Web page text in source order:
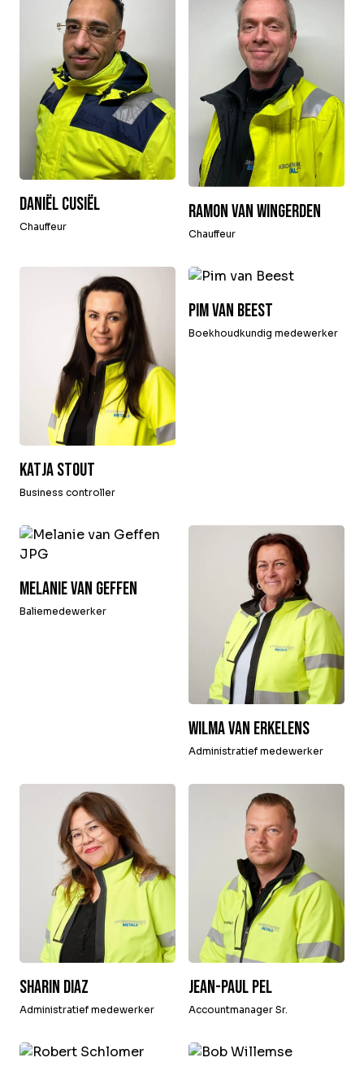
Daniël Cusiël
Chauffeur
Ramon van Wingerden
Chauffeur
Katja Stout
Business controller
Pim van Beest
Boekhoudkundig medewerker
Melanie van Geffen
Baliemedewerker
Wilma van Erkelens
Administratief medewerker
Sharin Diaz
Administratief medewerker
Jean-Paul Pel
Accountmanager Sr.